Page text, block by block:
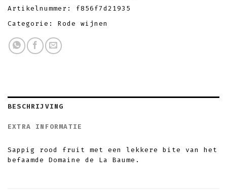
Artikelnummer: f856f7d21935
Categorie: Rode wijnen
BESCHRIJVING
EXTRA INFORMATIE
Sappig rood fruit met een lekkere bite van het
befaamde Domaine de La Baume.